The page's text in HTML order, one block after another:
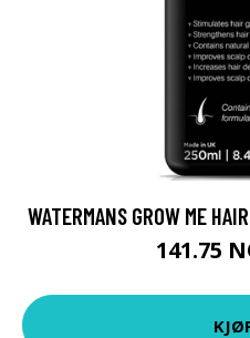
WATERMANS GROW ME
141.75